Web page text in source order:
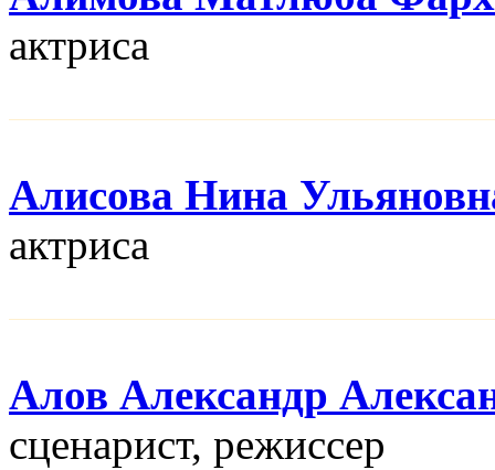
актриса
Алисова Нина
актриса
Алов Александр
сценарист, режисcер